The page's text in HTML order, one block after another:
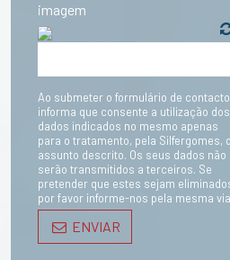
imagem
Ao submeter o formulário de contacto
informa que consente a utilização dos
dados indicados no mesmo apenas
para o tratamento, pela Silfergomes,
assunto descrito. Os seus dados não
serão transmitidos a terceiros. Se
pretender que estes sejam
por favor informe-nos pela mesma
ENVIAR